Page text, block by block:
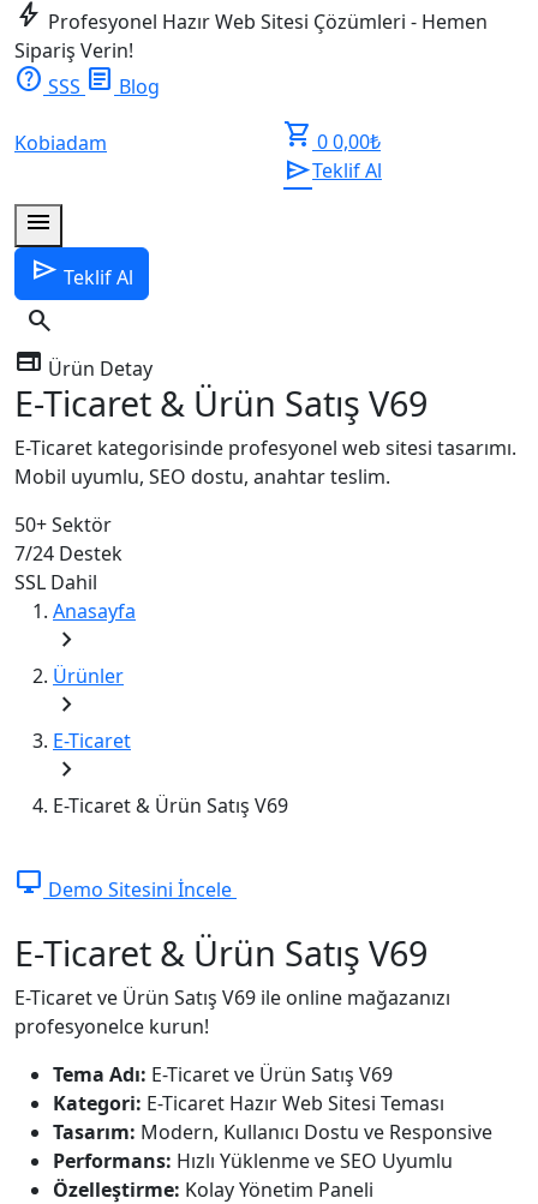
bolt Profesyonel Hazır Web Sitesi Çözümleri - Hemen
Sipariş Verin!
help SSS article Blog
Kobiadam shopping_cart 00,00₺
sendTeklif Al
menu
send Teklif Al
search
web Ürün Detay
E-Ticaret & Ürün Satış V69
E-Ticaret kategorisinde profesyonel web sitesi tasarımı.
Mobil uyumlu, SEO dostu, anahtar teslim.
50+Sektör
7/24 Destek
SSL Dahil
Anasayfa
chevron_right
Ürünler
chevron_right
E-Ticaret
chevron_right
E-Ticaret & Ürün Satış V69
desktop_windows Demo Sitesini İncele
E-Ticaret & Ürün Satış V69
E-Ticaret ve Ürün Satış V69 ile online mağazanızı
profesyonelce kurun!
Tema Adı: E-Ticaret ve Ürün Satış V69
Kategori: E-Ticaret Hazır Web Sitesi Teması
Tasarım: Modern, Kullanıcı Dostu ve Responsive
Performans: Hızlı Yüklenme ve SEO Uyumlu
Özelleştirme: Kolay Yönetim Paneli